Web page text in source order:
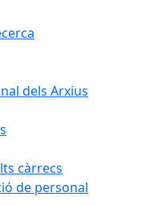
dels Arxius
càrrecs
de personal